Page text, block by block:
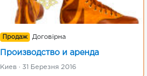
Продаж Договірна
Производство и аренда
Киев · 31 Березня 2016